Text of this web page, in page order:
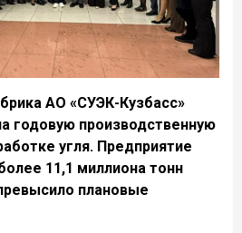
АО «СУЭК-Кузбасс»
годовую производственную
угля. Предприятие
11,1 миллиона тонн
плановые